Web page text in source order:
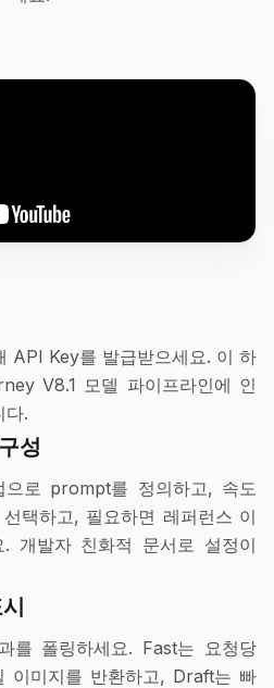
API Key를 발급받으세요. 이 하
V8.1 모델 파이프라인에 인
다.
성
로 prompt를 정의하고, 속도
택하고, 필요하면 레퍼런스 이
. 개발자 친화적 문서로 설정이
를 폴링하세요. Fast는 요청당
이미지를 반환하고, Draft는 빠